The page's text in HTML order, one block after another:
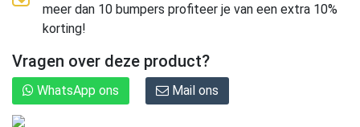
meer dan 10 bumpers profiteer je van een extra 10%
korting!
Vragen over deze product?
WhatsApp ons Mail ons